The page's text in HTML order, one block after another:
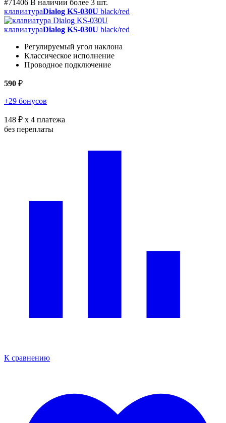
#71406 В наличии более 3 шт.
клавиатураDialog KS-030U black/red
клавиатураDialog KS-030U black/red
Регулируемый угол наклона
Классическое исполнение
Проводное подключение
590 ₽
+29 бонусов
148 ₽ x 4 платежа
без переплаты
К сравнению